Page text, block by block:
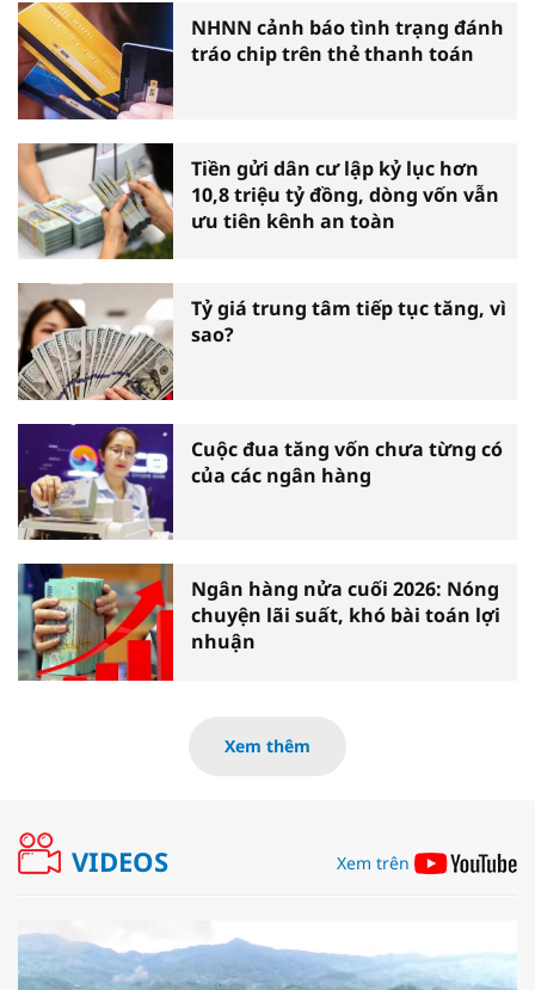
NHNN cảnh báo tình trạng đánh
tráo chip trên thẻ thanh toán
Tiền gửi dân cư lập kỷ lục hơn
10,8 triệu tỷ đồng, dòng vốn vẫn
ưu tiên kênh an toàn
Tỷ giá trung tâm tiếp tục tăng, vì
sao?
Cuộc đua tăng vốn chưa từng có
của các ngân hàng
Ngân hàng nửa cuối 2026: Nóng
chuyện lãi suất, khó bài toán lợi
nhuận
Xem thêm
VIDEOS Xem trên